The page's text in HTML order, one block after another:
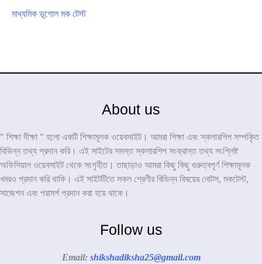
মাধ্যমিক ভূগোল মক টেস্ট
About us
" শিক্ষা দীক্ষা " হলো একটি শিক্ষামূলক ওয়েবসাইট। আমরা শিক্ষা এবং স্কলারশিপ সম্পকৃিত
বিভিন্ন তথ্য প্রদান করি। এই সাইটের সমস্ত স্কলারশিপ সংক্রান্ত তথ্য সংশ্লিষ্ট
অফিসিয়াল ওয়েবসাইট থেকে সংগৃহীত। তাছাড়াও আমরা কিছু কিছু গুরুত্বপূর্ণ শিক্ষামূলক
খবরও প্রদান করি থাকি। এই সাইটটিতে সকল শ্রেণীর বিভিন্ন বিষয়ের নোটস, মকটেস্ট,
সাজেশন এবং পরামর্শ প্রদান করা হয়ে থাকে।
Follow us
Email: shikshadiksha25@gmail.com